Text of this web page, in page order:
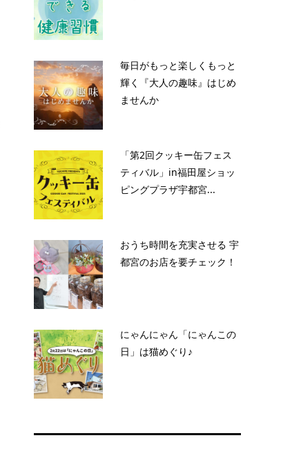
毎日がもっと楽しくもっと
輝く『大人の趣味』はじめ
ませんか
「第2回クッキー缶フェス
ティバル」in福田屋ショッ
ピングプラザ宇都宮...
おうち時間を充実させる 宇
都宮のお店を要チェック！
にゃんにゃん「にゃんこの
日」は猫めぐり♪